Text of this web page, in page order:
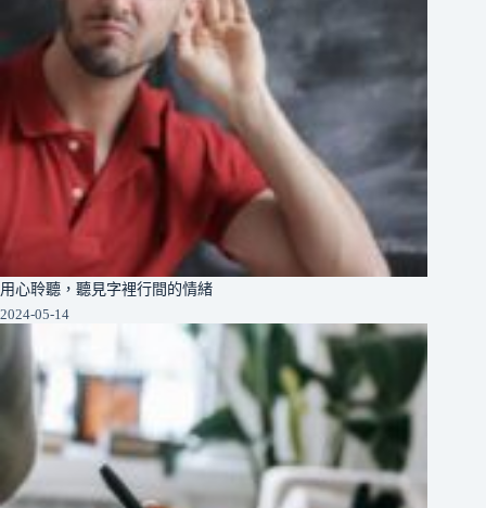
用心聆聽，聽見字裡行間的情緒
2024-05-14